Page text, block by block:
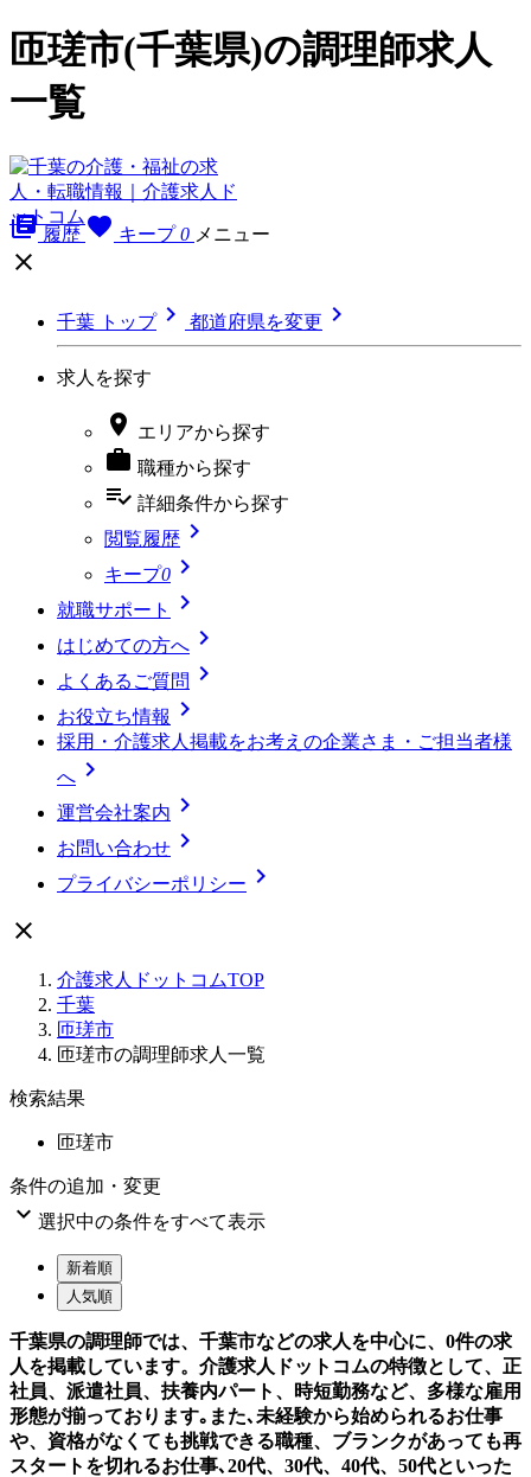
匝瑳市(千葉県)の調理師求人
一覧
library_books 履歴 favorite キープ 0 メニュー

千葉 トップ 都道府県を変更 
求人を探す
 エリアから探す
 職種から探す
playlist_add_check 詳細条件から探す
閲覧履歴 
キープ0 
就職サポート 
はじめての方へ 
よくあるご質問 
お役立ち情報 
採用・介護求人掲載をお考えの企業さま・ご担当者様
へ 
運営会社案内 
お問い合わせ 
プライバシーポリシー 

介護求人ドットコムTOP
千葉
匝瑳市
匝瑳市の調理師求人一覧
検索結果
匝瑳市
条件の追加・変更
 選択中の条件をすべて表示
新着順
人気順
千葉県の調理師では、千葉市などの求人を中心に、0件の求
人を掲載しています。介護求人ドットコムの特徴として、正
社員、派遣社員、扶養内パート、時短勤務など、多様な雇用
形態が揃っております｡また､未経験から始められるお仕事
や、資格がなくても挑戦できる職種、ブランクがあっても再
スタートを切れるお仕事､20代、30代、40代、50代といった